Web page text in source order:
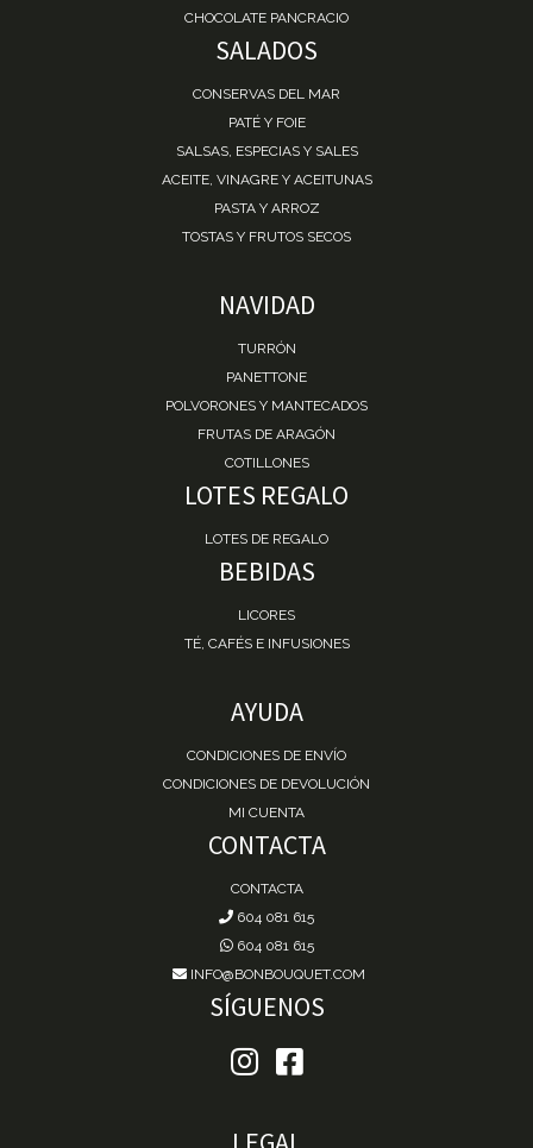
CHOCOLATE PANCRACIO
SALADOS
CONSERVAS DEL MAR
PATÉ Y FOIE
SALSAS, ESPECIAS Y SALES
ACEITE, VINAGRE Y ACEITUNAS
PASTA Y ARROZ
TOSTAS Y FRUTOS SECOS
NAVIDAD
TURRÓN
PANETTONE
POLVORONES Y MANTECADOS
FRUTAS DE ARAGÓN
COTILLONES
LOTES REGALO
LOTES DE REGALO
BEBIDAS
LICORES
TÉ, CAFÉS E INFUSIONES
AYUDA
CONDICIONES DE ENVÍO
CONDICIONES DE DEVOLUCIÓN
MI CUENTA
CONTACTA
CONTACTA
604 081 615
604 081 615
INFO@BONBOUQUET.COM
SÍGUENOS